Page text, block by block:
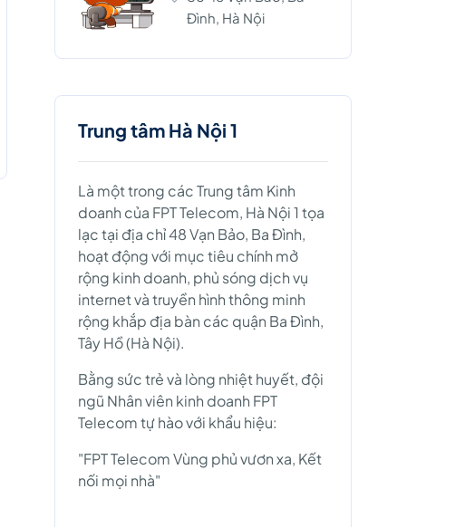
Đình, Hà Nội
Trung tâm Hà Nội 1
Là một trong các Trung tâm Kinh
doanh của FPT Telecom, Hà Nội 1 tọa
lạc tại địa chỉ 48 Vạn Bảo, Ba Đình,
hoạt động với mục tiêu chính mở
rộng kinh doanh, phủ sóng dịch vụ
internet và truyền hình thông minh
rộng khắp địa bàn các quận Ba Đình,
Tây Hồ (Hà Nội).
Bằng sức trẻ và lòng nhiệt huyết, đội
ngũ Nhân viên kinh doanh FPT
Telecom tự hào với khẩu hiệu:
"FPT Telecom Vùng phủ vươn xa, Kết
nối mọi nhà"